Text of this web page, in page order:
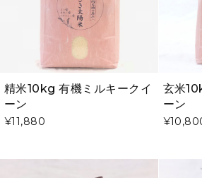
精米10kg 有機ミルキークイ
ーン
¥11,880
玄米
ーン